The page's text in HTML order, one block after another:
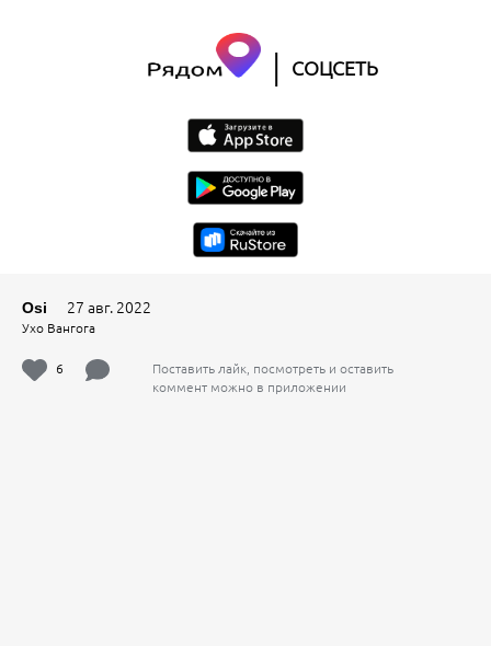
| СОЦСЕТЬ
Osi 27 авг. 2022
Ухо Вангога
6
Поставить лайк, посмотреть и оставить
коммент можно в приложении